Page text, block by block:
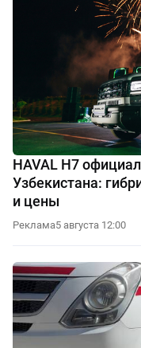
HAVAL H7
Узбекистана:
и цены
Реклама5 августа 12:00